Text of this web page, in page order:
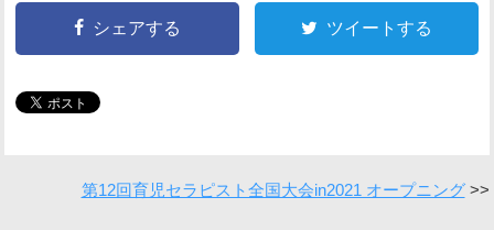
シェアする ツイートする
第12回育児セラピスト全国大会in2021 オープニング